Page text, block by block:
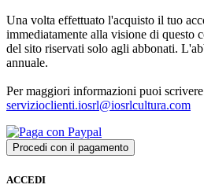
Una volta effettuato l'acquisto il tuo
immediatamente alla visione di questo
del sito riservati solo agli abbonati.
annuale.
Per maggiori informazioni puoi
servizioclienti.iosrl@iosrlcultura.com
ACCEDI